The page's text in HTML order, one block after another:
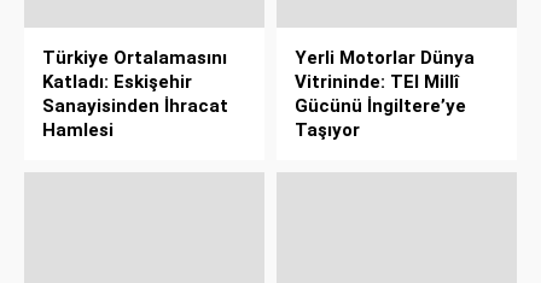
Türkiye Ortalamasını
Katladı: Eskişehir
Sanayisinden İhracat
Hamlesi
Yerli Motorlar Dünya
Vitrininde: TEI Millî
Gücünü İngiltere’ye
Taşıyor